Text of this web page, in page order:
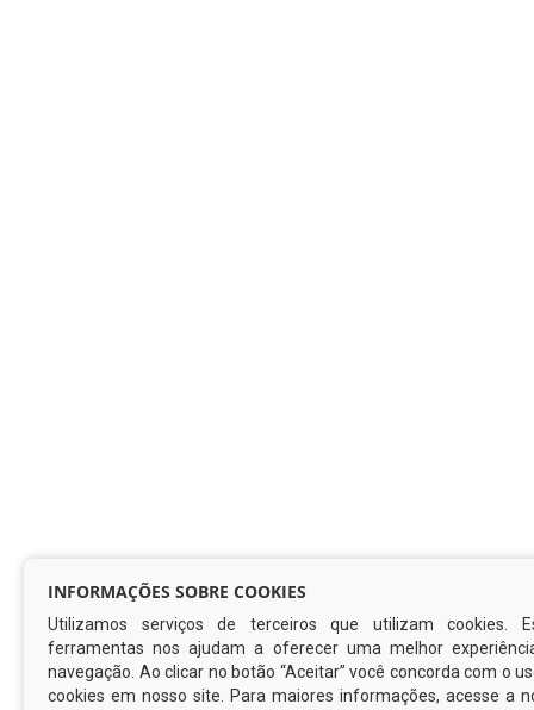
INFORMAÇÕES SOBRE COOKIES
Utilizamos serviços de terceiros que utilizam cookies.
ferramentas nos ajudam a oferecer uma melhor
navegação. Ao clicar no botão “Aceitar” você concorda com o
cookies em nosso site. Para maiores informações, acesse a